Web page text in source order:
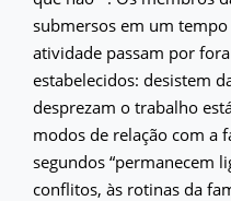
submersos em um tempo
atividade passam por
estabelecidos: desistem
desprezam o trabalho
modos de relação com a
segundos “permanecem
conflitos, às rotinas da